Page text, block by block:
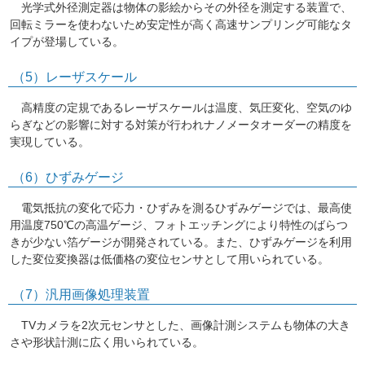
光学式外径測定器は物体の影絵からその外径を測定する装置で、
回転ミラーを使わないため安定性が高く高速サンプリング可能なタ
イプが登場している。
（5）レーザスケール
高精度の定規であるレーザスケールは温度、気圧変化、空気のゆ
らぎなどの影響に対する対策が行われナノメータオーダーの精度を
実現している。
（6）ひずみゲージ
電気抵抗の変化で応力・ひずみを測るひずみゲージでは、最高使
用温度750℃の高温ゲージ、フォトエッチングにより特性のばらつ
きが少ない箔ゲージが開発されている。また、ひずみゲージを利用
した変位変換器は低価格の変位センサとして用いられている。
（7）汎用画像処理装置
TVカメラを2次元センサとした、画像計測システムも物体の大き
さや形状計測に広く用いられている。